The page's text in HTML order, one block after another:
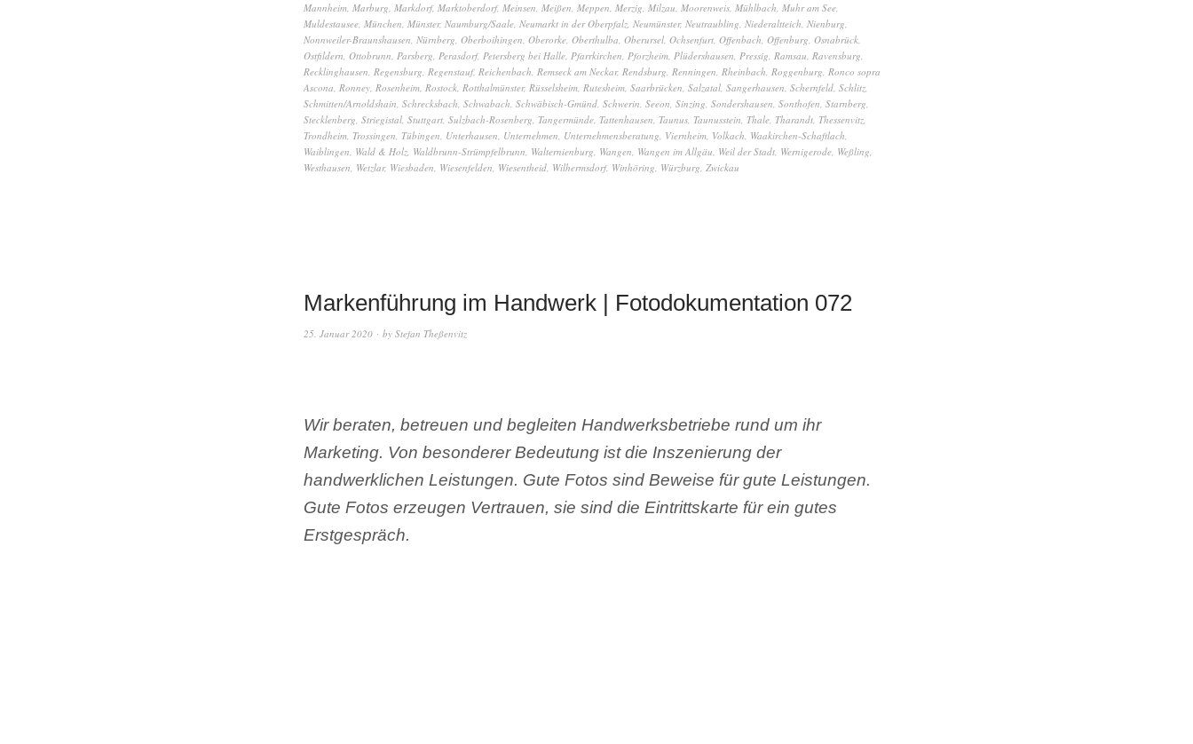
Mannheim, Marburg, Markdorf, Marktoberdorf, Meinsen, Meißen, Meppen, Merzig, Milzau, Moorenweis, Mühlbach, Muhr am See,
Muldestausee, München, Münster, Naumburg/Saale, Neumarkt in der Oberpfalz, Neumünster, Neutraubling, Niederaltteich, Nienburg,
Nonnweiler-Braunshausen, Nürnberg, Oberboihingen, Oberorke, Oberthulba, Oberursel, Ochsenfurt, Offenbach, Offenburg, Osnabrück,
Ostfildern, Ottobrunn, Parsberg, Perasdorf, Petersberg bei Halle, Pfarrkirchen, Pforzheim, Plüdershausen, Pressig, Ramsau, Ravensburg,
Recklinghausen, Regensburg, Regenstauf, Reichenbach, Remseck am Neckar, Rendsburg, Renningen, Rheinbach, Roggenburg, Ronco sopra
Ascona, Ronney, Rosenheim, Rostock, Rotthalmünster, Rüsselsheim, Rutesheim, Saarbrücken, Salzatal, Sangerhausen, Schernfeld, Schlitz,
Schmitten/Arnoldshain, Schrecksbach, Schwabach, Schwäbisch-Gmünd, Schwerin, Seeon, Sinzing, Sondershausen, Sonthofen, Starnberg,
Stecklenberg, Striegistal, Stuttgart, Sulzbach-Rosenberg, Tangermünde, Tattenhausen, Taunus, Taunusstein, Thale, Tharandt, Thessenvitz,
Trondheim, Trossingen, Tübingen, Unterhausen, Unternehmen, Unternehmensberatung, Viernheim, Volkach, Waakirchen-Schaftlach,
Waiblingen, Wald & Holz, Waldbrunn-Strümpfelbrunn, Walternienburg, Wangen, Wangen im Allgäu, Weil der Stadt, Wernigerode, Weßling,
Westhausen, Wetzlar, Wiesbaden, Wiesenfelden, Wiesentheid, Wilhermsdorf, Winhöring, Würzburg, Zwickau
Markenführung im Handwerk | Fotodokumentation 072
25. Januar 2020 by Stefan Theßenvitz
Wir beraten, betreuen und begleiten Handwerksbetriebe rund um ihr
Marketing. Von besonderer Bedeutung ist die Inszenierung der
handwerklichen Leistungen. Gute Fotos sind Beweise für gute Leistungen.
Gute Fotos erzeugen Vertrauen, sie sind die Eintrittskarte für ein gutes
Erstgespräch.